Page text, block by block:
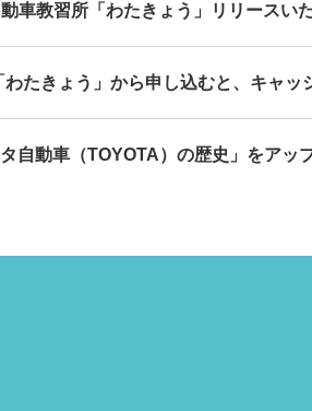
車教習所「わたきょう」リリースい
たきょう」から申し込むと、キャッ
自動車（TOYOTA）の歴史」をアッ